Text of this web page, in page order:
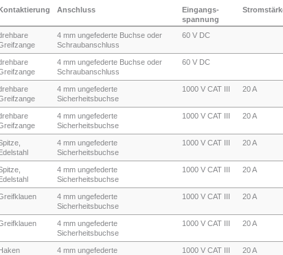
Anschluss
Eingangs-
spannung
4 mm ungefederte Buchse oder
Schraubanschluss
60 V DC
4 mm ungefederte Buchse oder
Schraubanschluss
60 V DC
4 mm ungefederte
Sicherheitsbuchse
1000 V CAT III 20 A
4 mm ungefederte
Sicherheitsbuchse
1000 V CAT III 20 A
4 mm ungefederte
Sicherheitsbuchse
1000 V CAT III 20 A
4 mm ungefederte
Sicherheitsbuchse
1000 V CAT III 20 A
4 mm ungefederte
Sicherheitsbuchse
1000 V CAT III 20 A
4 mm ungefederte
Sicherheitsbuchse
1000 V CAT III 20 A
4 mm ungefederte
1000 V CAT III 20 A